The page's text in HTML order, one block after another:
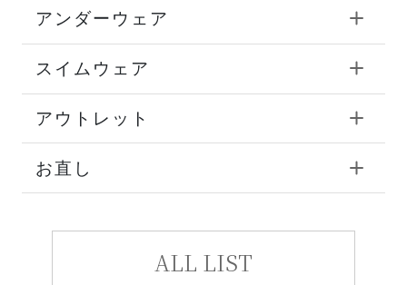
アンダーウェア
スイムウェア
アウトレット
お直し
ALL LIST